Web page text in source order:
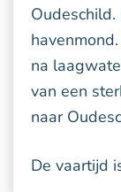
na
van een
naar
De vaartijd